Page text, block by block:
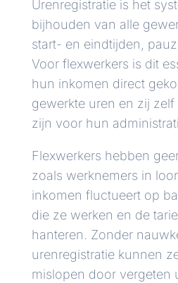
Urenregistratie is het
bijhouden van alle
start- en eindtijden,
Voor flexwerkers is dit
hun inkomen direct
gewerkte uren en zij
zijn voor hun
Flexwerkers hebben
zoals werknemers in
inkomen fluctueert op
die ze werken en de
hanteren. Zonder
urenregistratie kunnen
mislopen door vergeten